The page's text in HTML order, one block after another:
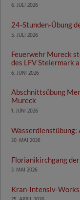
6. JULI 2026
24-Stunden-Übung
5. JULI 2026
Feuerwehr Mureck
des LFV Steiermark
6. JUNI 2026
Abschnittsübung
Mureck
1. JUNI 2026
Wasserdienstübung:
30. MAI 2026
Florianikirchgang
3. MAI 2026
Kran-Intensiv-